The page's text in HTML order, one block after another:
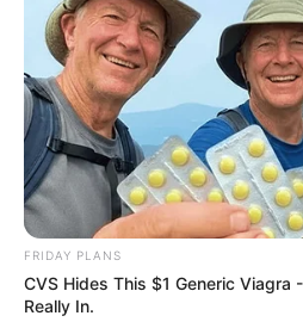
Goetheturm und Spielpark
Stadtwald stehende 43
den 196 Stufen ist einer
Aussichtstürme
beliebtesten Ausflugsziele
Unmittelbar daneben liegt
Waldspielpark mit u.a.
Irrgarten und einem
unterwww.gg-online.de/
Eingetragen von hjp.
FRIDAY PLANS
CVS Hides This $1 Generic Viagra
Really In.